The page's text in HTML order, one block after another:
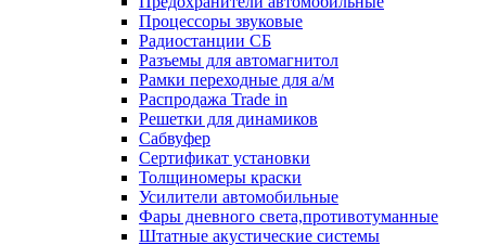
Процессоры звуковые
Радиостанции СБ
Разъемы для автомагнитол
Рамки переходные для а/м
Распродажа Trade in
Решетки для динамиков
Сабвуфер
Сертификат установки
Толщиномеры краски
Усилители автомобильные
Фары дневного света,противотуманные
Штатные акустические системы